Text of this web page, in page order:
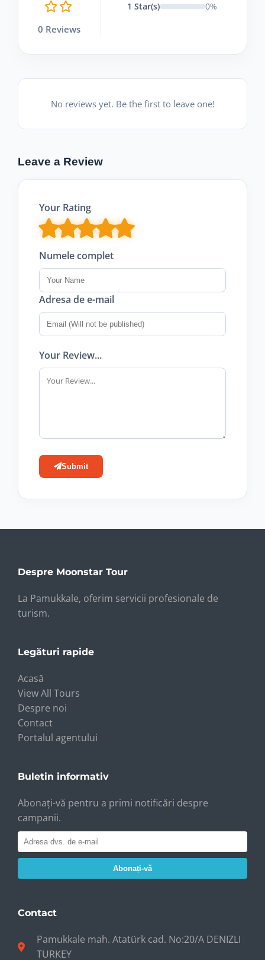
0 Reviews
1 Star(s)
0%
No reviews yet. Be the first to leave one!
Leave a Review
Your Rating
Numele complet
Adresa de e-mail
Your Review...
Submit
Despre Moonstar Tour
La Pamukkale, oferim servicii profesionale de
turism.
Legături rapide
Acasă
View All Tours
Despre noi
Contact
Portalul agentului
Buletin informativ
Abonați-vă pentru a primi notificări despre
campanii.
Abonați-vă
Contact
Pamukkale mah. Atatürk cad. No:20/A DENIZLI
TURKEY